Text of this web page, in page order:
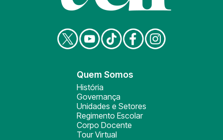
Quem Somos
História
Governança
Unidades e Setores
Regimento Escolar
Corpo Docente
Tour Virtual